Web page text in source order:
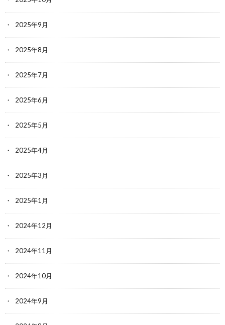
2025年9月
2025年8月
2025年7月
2025年6月
2025年5月
2025年4月
2025年3月
2025年1月
2024年12月
2024年11月
2024年10月
2024年9月